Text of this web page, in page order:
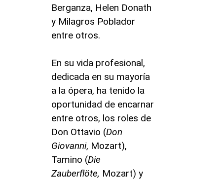
Berganza, Helen Donath
y Milagros Poblador
entre otros.
En su vida profesional,
dedicada en su mayoría
a la ópera, ha tenido la
oportunidad de encarnar
entre otros, los roles de
Don Ottavio (Don
Giovanni, Mozart),
Tamino (Die
Zauberflöte, Mozart) y